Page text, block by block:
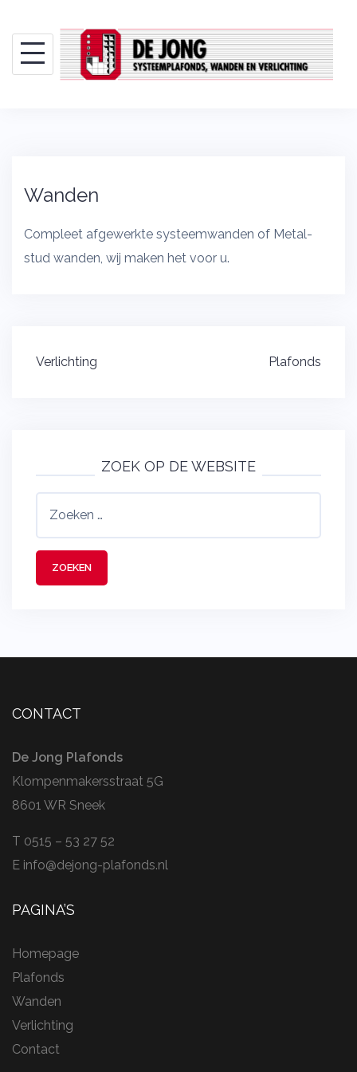
content
Wanden
Compleet afgewerkte systeemwanden of Metal-
stud wanden, wij maken het voor u.
Bericht
Verlichting Plafonds
ZOEK OP DE WEBSITE
CONTACT
De Jong Plafonds
Klompenmakersstraat 5G
8601 WR Sneek
T 0515 – 53 27 52
E info@dejong-plafonds.nl
PAGINA’S
Homepage
Plafonds
Wanden
Verlichting
Contact